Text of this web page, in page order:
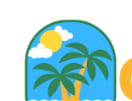
content